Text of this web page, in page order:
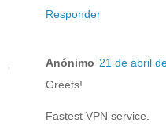
Responder
Anónimo 21 de abril
Greets!
Fastest VPN service.